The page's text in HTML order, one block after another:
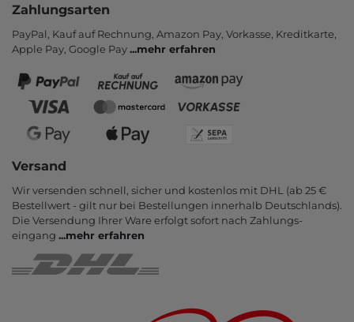
Zahlungsarten
PayPal, Kauf auf Rechnung, Amazon Pay, Vor­kasse, Kredit­karte,
Apple Pay, Google Pay...mehr erfahren
Versand
Wir versenden schnell, sicher und kostenlos mit DHL (ab 25 €
Bestell­wert - gilt nur bei Bestel­lungen inner­halb Deutsch­lands).
Die Ver­sendung Ihrer Ware er­folgt sofort nach Zahlungs­
eingang ...mehr erfahren